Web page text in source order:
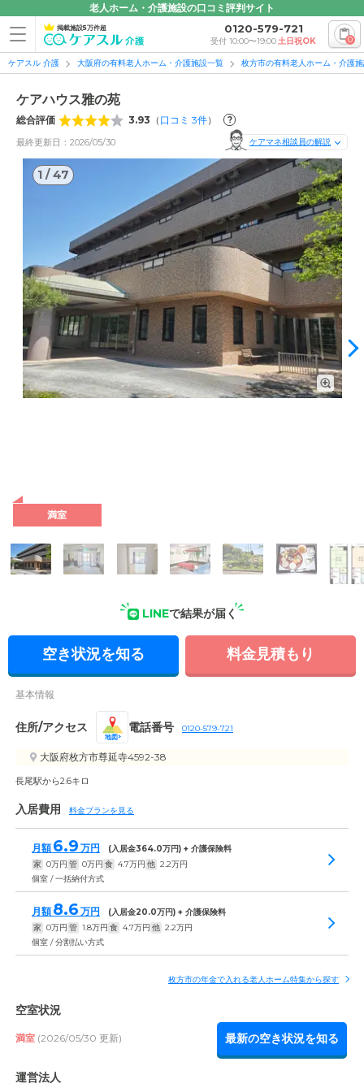
老人ホーム・介護施設の口コミ評判サイト
掲載施設5万件超 0120-579-721
受付 10:00〜19:00土日祝OK 0
ケアスル 介護 大阪府の有料老人ホーム・介護施設一覧 枚方市の有料老人ホーム・介護
ケアハウス雅の苑
総合評価 3.93 （ 口コミ 3件） ?
最終更新日：2026/05/30 ケアマネ相談員の解説
1 /47
1/47
満室
LINEで結果が届く
空き状況を知る 料金見積もり
基本情報
住所/アクセス
地図
電話番号 0120-579-721
大阪府枚方市尊延寺4592-38
長尾駅から2.6キロ
入居費用 料金プランを見る
月額 6.9 万円 (入居金364.0万円) + 介護保険料
家 0万円 管 0万円 食 4.7万円 他 2.2万円
個室 / 一括納付方式
月額 8.6 万円 (入居金20.0万円) + 介護保険料
家 0万円 管 1.8万円 食 4.7万円 他 2.2万円
個室 / 分割払い方式
枚方市の年金で入れる老人ホーム特集から探す
空室状況
満室 (2026/05/30 更新) 最新の空き状況を知る
運営法人